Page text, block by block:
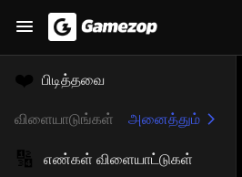
❤️ பிடித்தவை
விளையாடுங்கள் அனைத்தும்
🔢 எண்கள் விளையாட்டுகள்